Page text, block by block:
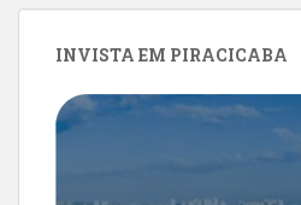
INVISTA EM PIRACICABA